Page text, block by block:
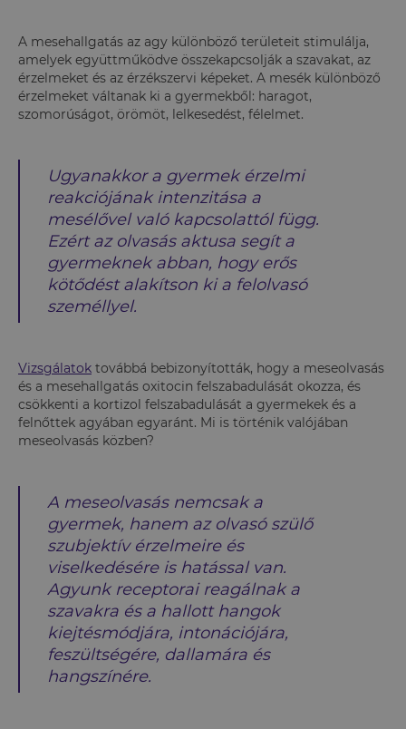
A mesehallgatás az agy különböző területeit stimulálja,
amelyek együttműködve összekapcsolják a szavakat, az
érzelmeket és az érzékszervi képeket. A mesék különböző
érzelmeket váltanak ki a gyermekből: haragot,
szomorúságot, örömöt, lelkesedést, félelmet.
Ugyanakkor a gyermek érzelmi
reakciójának intenzitása a
mesélővel való kapcsolattól függ.
Ezért az olvasás aktusa segít a
gyermeknek abban, hogy erős
kötődést alakítson ki a felolvasó
személlyel.
Vizsgálatok továbbá bebizonyították, hogy a meseolvasás
és a mesehallgatás oxitocin felszabadulását okozza, és
csökkenti a kortizol felszabadulását a gyermekek és a
felnőttek agyában egyaránt. Mi is történik valójában
meseolvasás közben?
A meseolvasás nemcsak a
gyermek, hanem az olvasó szülő
szubjektív érzelmeire és
viselkedésére is hatással van.
Agyunk receptorai reagálnak a
szavakra és a hallott hangok
kiejtésmódjára, intonációjára,
feszültségére, dallamára és
hangszínére.